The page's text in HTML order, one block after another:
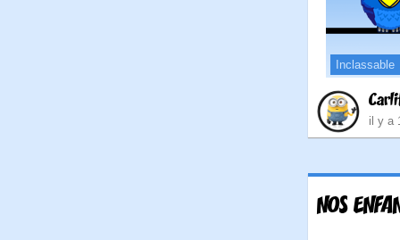
Inclassable
il y a
NOS